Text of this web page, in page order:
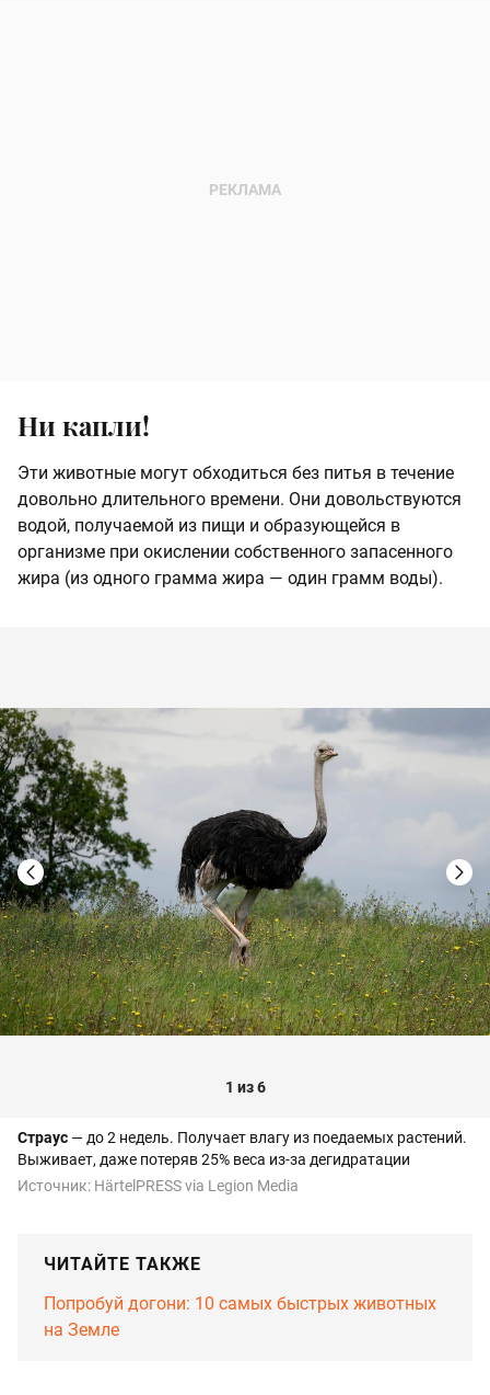
Ни капли!
Эти животные могут обходиться без питья в течение
довольно длительного времени. Они довольствуются
водой, получаемой из пищи и образующейся в
организме при окислении собственного запасенного
жира (из одного грамма жира — один грамм воды).
1 из 6
Страус — до 2 недель. Получает влагу из поедаемых растений.
Выживает, даже потеряв 25% веса из-за дегидратации
Источник: HärtelPRESS via Legion Media
ЧИТАЙТЕ ТАКЖЕ
Попробуй догони: 10 самых быстрых животных
на Земле